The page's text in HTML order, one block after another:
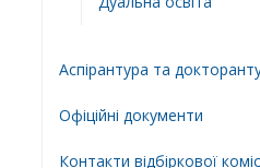
Аспірантура та
Офіційні документи
Контакти відбіркової